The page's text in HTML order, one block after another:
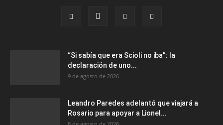
“Si sabía que era Scioli no iba”: la
declaración de uno...
9 de agosto de 2026
Leandro Paredes adelantó que viajará a
Rosario para apoyar a Lionel...